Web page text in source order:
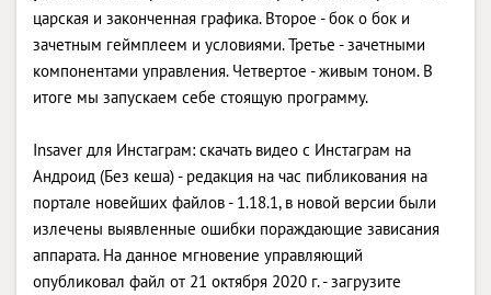
царская и законченная графика. Второе - бок о бок и
зачетным геймплеем и условиями. Третье - зачетными
компонентами управления. Четвертое - живым тоном. В
итоге мы запускаем себе стоящую программу.
Insaver для Инстаграм: скачать видео с Инстаграм на
Андроид (Без кеша) - редакция на час пибликования на
портале новейших файлов - 1.18.1, в новой версии были
излечены выявленные ошибки пораждающие зависания
аппарата. На данное мгновение управляющий
опубликовал файл от 21 октября 2020 г. - загрузите